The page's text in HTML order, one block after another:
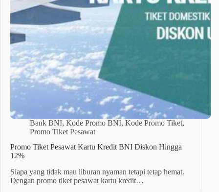
Bank BNI, Kode Promo BNI, Kode Promo Tiket,
Promo Tiket Pesawat
Promo Tiket Pesawat Kartu Kredit BNI Diskon Hingga
12%
Siapa yang tidak mau liburan nyaman tetapi tetap hemat.
Dengan promo tiket pesawat kartu kredit…